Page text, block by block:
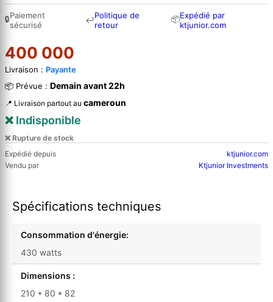
🔒Paiement
sécurisé
↩Politique de
retour
📦Expédié par
ktjunior.com
400 000
Livraison : Payante
📦 Prévue : Demain avant 22h
📍 Livraison partout au cameroun
❌ Indisponible
❌ Rupture de stock
Expédié depuis
ktjunior.com
Vendu par
Ktjunior Investments
Spécifications techniques
Consommation d'énergie:
430 watts
Dimensions :
210 * 80 * 82